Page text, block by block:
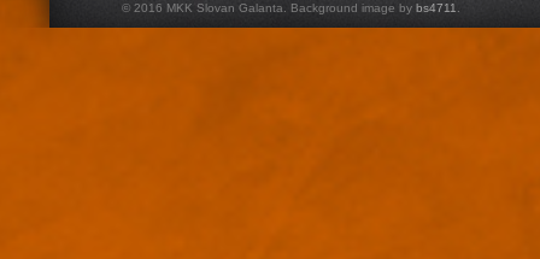
© 2016 MKK Slovan Galanta. Background image by bs4711